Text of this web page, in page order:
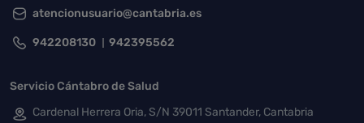
atencionusuario@cantabria.es
942208130 942395562
Servicio Cántabro de Salud
Cardenal Herrera Oria, S/N 39011 Santander, Cantabria